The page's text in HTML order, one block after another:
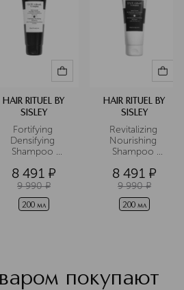
HAIR RITUEL BY
SISLEY
Fortifying
Densifying
Shampoo
уплотняющий
шампунь
8 491 ¤
9 990 ¤
200 мл
HAIR RITUEL BY
SISLEY
Revitalizing
Nourishing
Shampoo
питательный
шампунь
8 491 ¤
9 990 ¤
200 мл
покупают